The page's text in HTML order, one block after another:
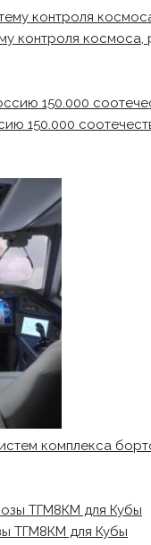
контроля
150.000
комплекса
ТГМ8КМ для Кубы